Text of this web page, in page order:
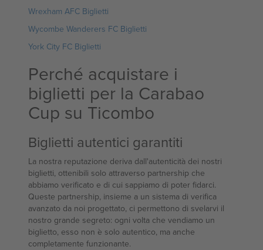
Wrexham AFC Biglietti
Wycombe Wanderers FC Biglietti
York City FC Biglietti
Perché acquistare i
biglietti per la Carabao
Cup su Ticombo
Biglietti autentici garantiti
La nostra reputazione deriva dall'autenticità dei nostri
biglietti, ottenibili solo attraverso partnership che
abbiamo verificato e di cui sappiamo di poter fidarci.
Queste partnership, insieme a un sistema di verifica
avanzato da noi progettato, ci permettono di svelarvi il
nostro grande segreto: ogni volta che vendiamo un
biglietto, esso non è solo autentico, ma anche
completamente funzionante.